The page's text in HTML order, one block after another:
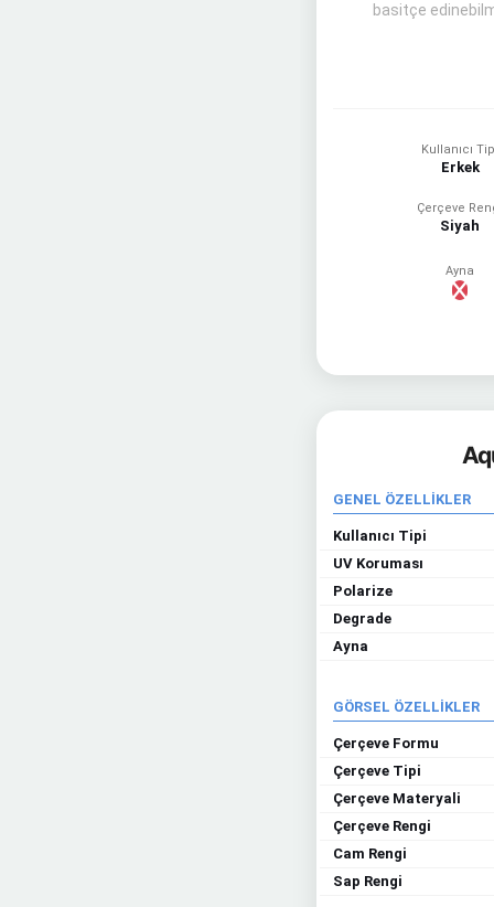
basitçe
Kullanıcı
Erkek
Çerçeve
Siyah
Ayna
GENEL ÖZELLİKLER
Kullanıcı Tipi
UV Koruması
Polarize
Degrade
Ayna
GÖRSEL ÖZELLİKLER
Çerçeve Formu
Çerçeve Tipi
Çerçeve Materyali
Çerçeve Rengi
Cam Rengi
Sap Rengi